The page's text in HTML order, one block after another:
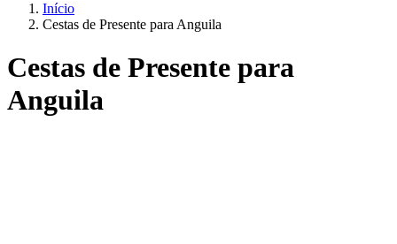
Início
Cestas de Presente para Anguila
Cestas de Presente para
Anguila